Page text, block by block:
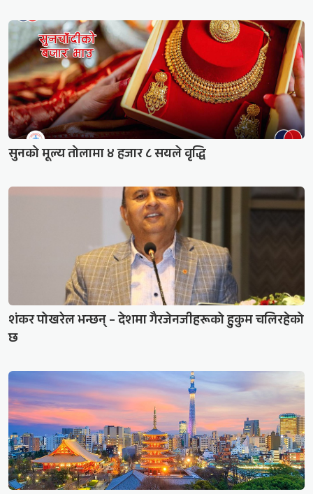
सुनको मूल्य तोलामा ४ हजार ८ सयले वृद्धि
शंकर पोखरेल भन्छन् – देशमा गैरजेनजीहरूको हुकुम चलिरहेको
छ